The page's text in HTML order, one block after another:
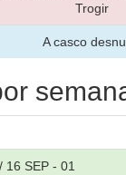
Trogir
A casco
16 SEP - 01